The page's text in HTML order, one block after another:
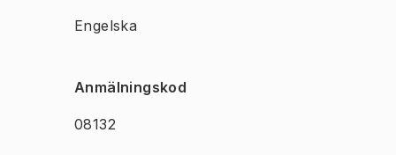
Engelska
Anmälningskod
08132